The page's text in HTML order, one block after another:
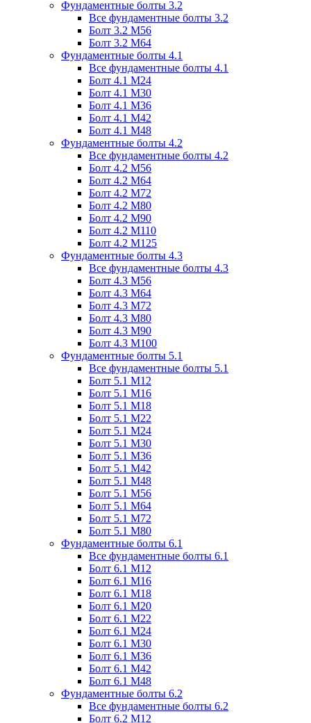
Фундаментные болты 3.2
Все фундаментные болты 3.2
Болт 3.2 М56
Болт 3.2 М64
Фундаментные болты 4.1
Все фундаментные болты 4.1
Болт 4.1 М24
Болт 4.1 М30
Болт 4.1 М36
Болт 4.1 М42
Болт 4.1 М48
Фундаментные болты 4.2
Все фундаментные болты 4.2
Болт 4.2 М56
Болт 4.2 М64
Болт 4.2 М72
Болт 4.2 М80
Болт 4.2 М90
Болт 4.2 М110
Болт 4.2 М125
Фундаментные болты 4.3
Все фундаментные болты 4.3
Болт 4.3 М56
Болт 4.3 М64
Болт 4.3 М72
Болт 4.3 М80
Болт 4.3 М90
Болт 4.3 М100
Фундаментные болты 5.1
Все фундаментные болты 5.1
Болт 5.1 М12
Болт 5.1 М16
Болт 5.1 М18
Болт 5.1 М22
Болт 5.1 М24
Болт 5.1 М30
Болт 5.1 М36
Болт 5.1 М42
Болт 5.1 М48
Болт 5.1 М56
Болт 5.1 М64
Болт 5.1 М72
Болт 5.1 М80
Фундаментные болты 6.1
Все фундаментные болты 6.1
Болт 6.1 М12
Болт 6.1 М16
Болт 6.1 М18
Болт 6.1 М20
Болт 6.1 М22
Болт 6.1 М24
Болт 6.1 М30
Болт 6.1 М36
Болт 6.1 М42
Болт 6.1 М48
Фундаментные болты 6.2
Все фундаментные болты 6.2
Болт 6.2 М12